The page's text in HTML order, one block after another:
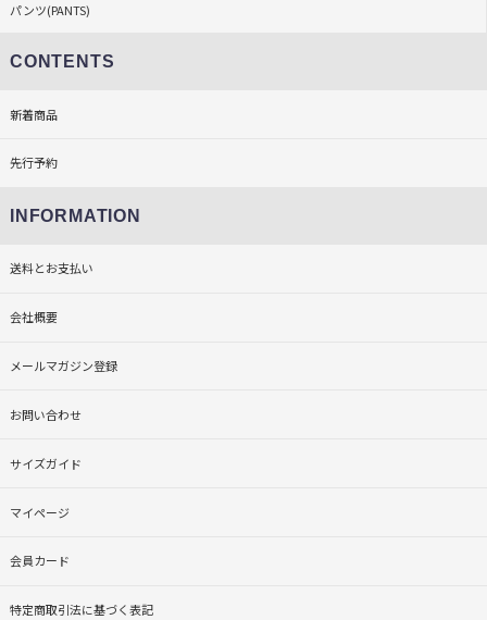
パンツ(PANTS)
CONTENTS
新着商品
先行予約
INFORMATION
送料とお支払い
会社概要
メールマガジン登録
お問い合わせ
サイズガイド
マイページ
会員カード
特定商取引法に基づく表記